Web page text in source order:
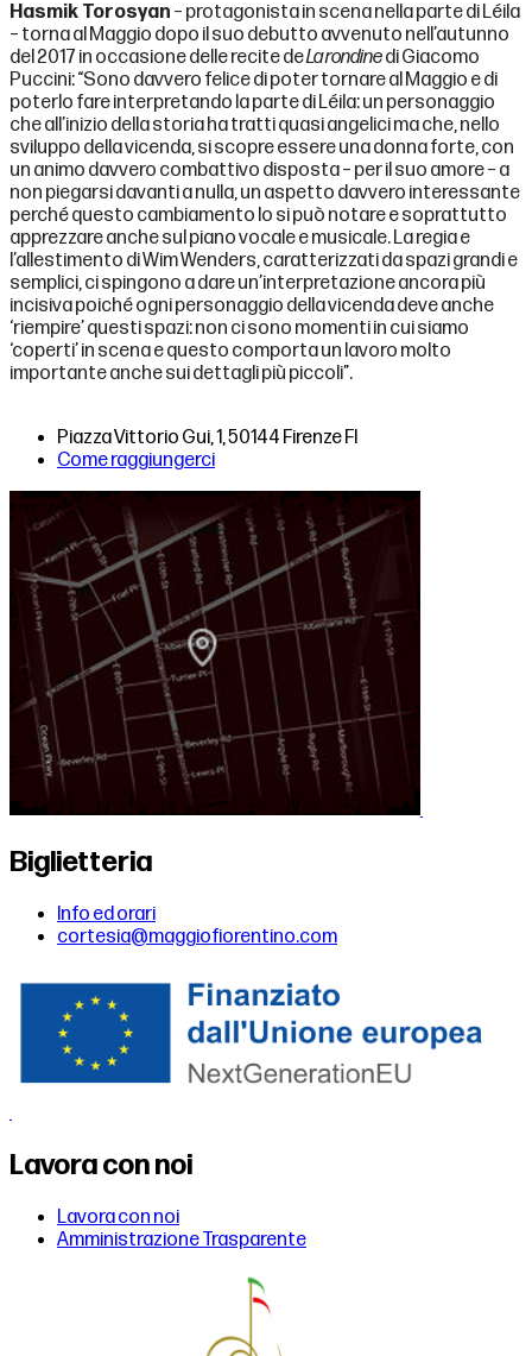
Hasmik Torosyan – protagonista in scena nella parte di Léila
– torna al Maggio dopo il suo debutto avvenuto nell’autunno
del 2017 in occasione delle recite deLa rondinedi Giacomo
Puccini: “Sono davvero felice di poter tornare al Maggio e di
poterlo fare interpretando la parte di Léila: un personaggio
che all’inizio della storia ha tratti quasi angelici ma che, nello
sviluppo della vicenda, si scopre essere una donna forte, con
un animo davvero combattivo disposta – per il suo amore – a
non piegarsi davanti a nulla, un aspetto davvero interessante
perché questo cambiamento lo si può notare e soprattutto
apprezzare anche sul piano vocale e musicale. La regia e
l’allestimento di Wim Wenders, caratterizzati da spazi grandi e
semplici, ci spingono a dare un’interpretazione ancora più
incisiva poiché ogni personaggio della vicenda deve anche
‘riempire’ questi spazi: non ci sono momenti in cui siamo
‘coperti’ in scena e questo comporta un lavoro molto
importante anche sui dettagli più piccoli”.
Piazza Vittorio Gui, 1, 50144 Firenze FI
Come raggiungerci
Biglietteria
Info ed orari
cortesia@maggiofiorentino.com
Lavora con noi
Lavora con noi
Amministrazione Trasparente